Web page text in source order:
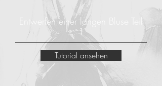
Entwerfen einer langen Bluse Teil
1
Tutorial ansehen